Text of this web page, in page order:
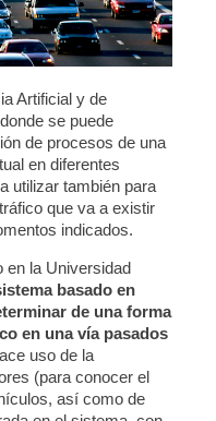
Artificial y de
se puede
de procesos de una
en diferentes
utilizar también para
que va a existir
indicados.
en la Universidad
basado en
de una forma
en una vía pasados
uso de la
(para conocer el
así como de